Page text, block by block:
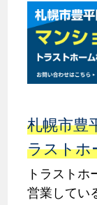
札幌市豊
ラストホ
トラスト
営業してい